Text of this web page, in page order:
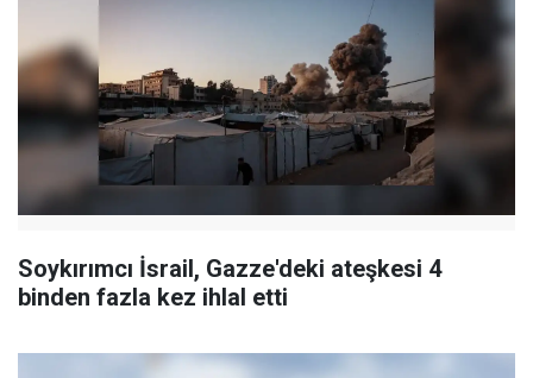
Soykırımcı İsrail, Gazze'deki ateşkesi 4
binden fazla kez ihlal etti